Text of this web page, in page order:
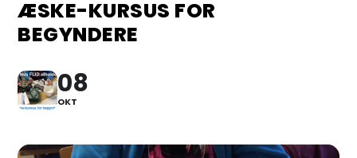
ÆSKE-KURSUS FOR
BEGYNDERE
08
OKT